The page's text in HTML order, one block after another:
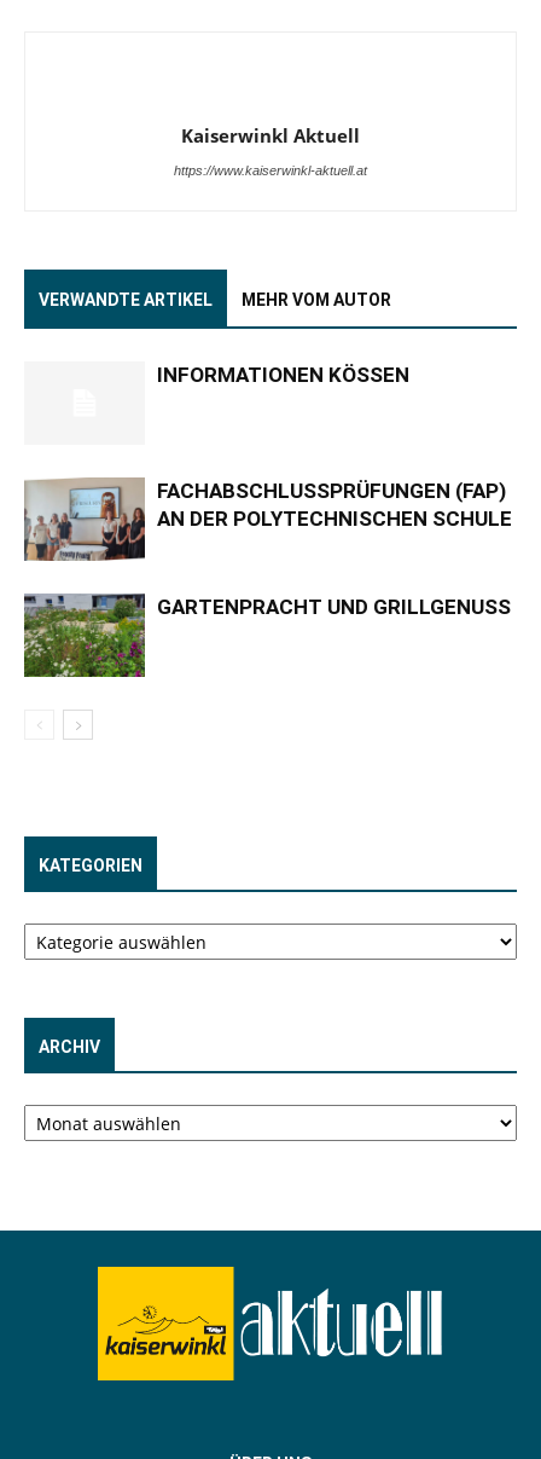
Kaiserwinkl Aktuell
https://www.kaiserwinkl-aktuell.at
VERWANDTE ARTIKEL MEHR VOM AUTOR
INFORMATIONEN KÖSSEN
FACHABSCHLUSSPRÜFUNGEN (FAP)
AN DER POLYTECHNISCHEN SCHULE
GARTENPRACHT UND GRILLGENUSS
KATEGORIEN
Kategorien
ARCHIV
Archiv